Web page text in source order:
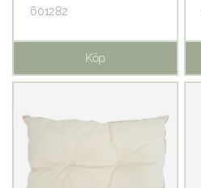
GOTS
601282
Köp